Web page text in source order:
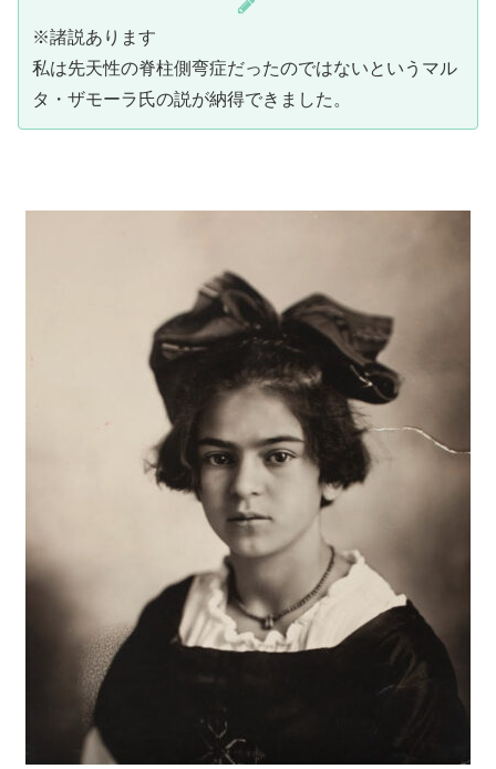
※諸説あります
私は先天性の脊柱側弯症だったのではないというマル
タ・ザモーラ氏の説が納得できました。